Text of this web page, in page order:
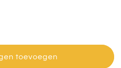
toevoegen